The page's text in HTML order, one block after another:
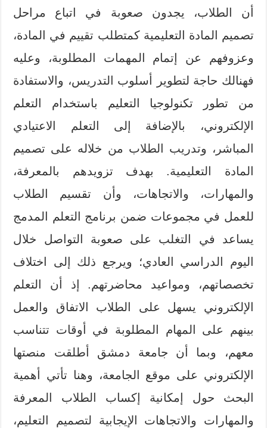
أن الطلاب، يجدون صعوبة في اتباع مراحل
تصميم المادة التعلیمیة كمتطلب تقییم في المادة،
وعزوفهم عن إتمام المهمات المطلوبة، وعليه
فهنالك حاجة لتطویر أسلوب التدریس، والاستفادة
من تطور تكنولوجیا التعلیم باستخدام التعلم
الإلكتروني، بالإضافة إلى التعلم الاعتیادي
المباشر، وتدریب الطلاب من خلاله على تصمیم
المادة التعلیمیة. بهدف تزويدهم بالمعرفة،
والمهارات، والاتجاهات، وأن تقسیم الطلاب
للعمل في مجموعات ضمن برنامج التعلم المدمج
یساعد في التغلب على صعوبة التواصل خلال
الیوم الدراسي العادي؛ ويرجع ذلك إلى اختلاف
تخصصاتهم، ومواعید محاضرتهم. إذ أن التعلم
الإلكتروني یسهل على الطلاب الاتفاق والعمل
بينهم على المهام المطلوبة في أوقات تتناسب
معهم، وبما أن جامعة دمشق أطلقت منصتها
الإلكتروني على موقع الجامعة، وهنا تأتي أهمية
البحث حول إمكانية إكساب الطلاب المعرفة
والمهارات والاتجاهات الإیجابیة لتصميم التعليم،